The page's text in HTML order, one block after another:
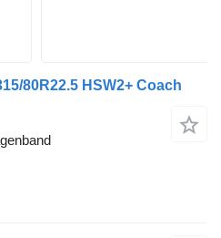
80R22.5 HSW2+ Coach